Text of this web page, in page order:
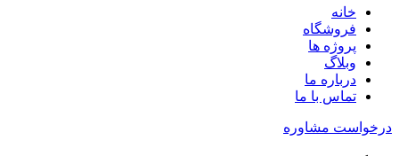
خانه
فروشگاه
پروژه ها
وبلاگ
درباره ما
تماس با ما
درخواست مشاوره